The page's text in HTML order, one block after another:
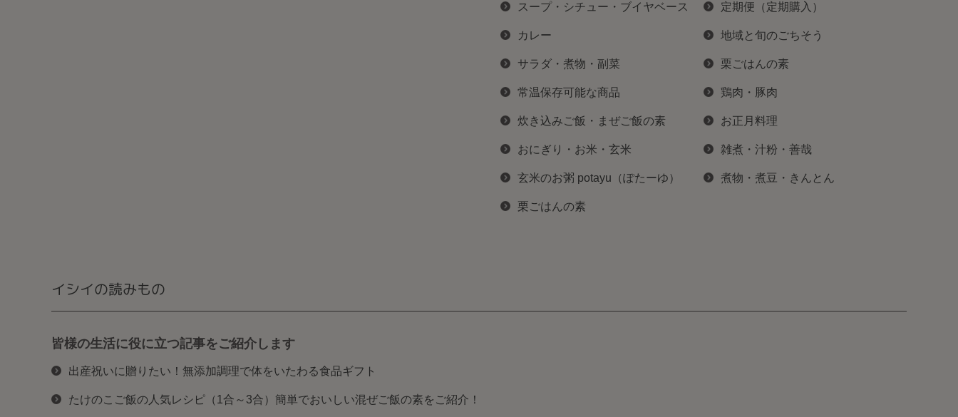
スープ・シチュー・ブイヤベース
カレー
サラダ・煮物・副菜
常温保存可能な商品
炊き込みご飯・まぜご飯の素
おにぎり・お米・玄米
玄米のお粥 potayu（ぽたーゆ）
栗ごはんの素
定期便（定期購入）
地域と旬のごちそう
栗ごはんの素
鶏肉・豚肉
お正月料理
雑煮・汁粉・善哉
煮物・煮豆・きんとん
イシイの読みもの
皆様の生活に役に立つ記事をご紹介します
出産祝いに贈りたい！無添加調理で体をいたわる食品ギフト
たけのこご飯の人気レシピ（1合～3合）簡単でおいしい混ぜご飯の素をご紹介！